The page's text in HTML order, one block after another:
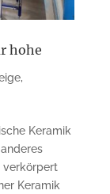
hohe
,
Keramik
verkörpert
Keramik